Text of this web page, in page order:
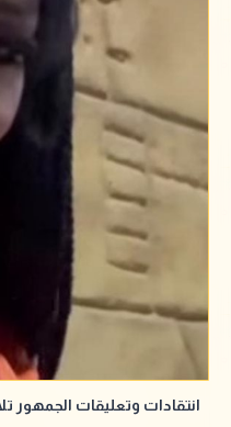
انتقادات وتعليقات الجمهور